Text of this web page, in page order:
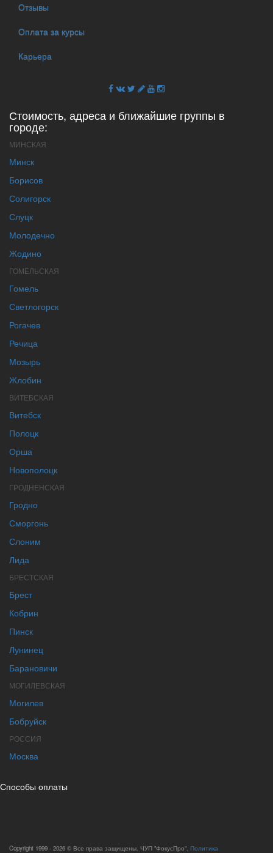
Отзывы
Оплата за курсы
Карьера
Стоимость, адреса и ближайшие группы в
городе:
МИНСКАЯ
Минск
Борисов
Солигорск
Слуцк
Молодечно
Жодино
ГОМЕЛЬСКАЯ
Гомель
Светлогорск
Рогачев
Речица
Мозырь
Жлобин
ВИТЕБСКАЯ
Витебск
Полоцк
Орша
Новополоцк
ГРОДНЕНСКАЯ
Гродно
Сморгонь
Слоним
Лида
БРЕСТСКАЯ
Брест
Кобрин
Пинск
Лунинец
Барановичи
МОГИЛЕВСКАЯ
Могилев
Бобруйск
РОССИЯ
Москва
Способы оплаты
Copyright 1999 - 2026 © Все права защищены. ЧУП "ФокусПро". Политика